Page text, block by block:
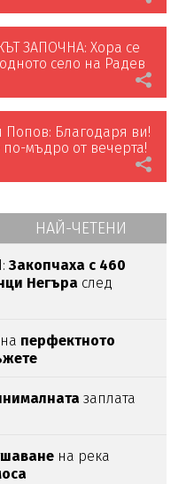
ЗАПОЧНА: Хора се
село на Радев
Попов: Благодаря ви!
по-мъдро от вечерта!
НАЙ-ЧЕТЕНИ
Закопчаха с 460
Негъра след
перфектното
заплата
на река